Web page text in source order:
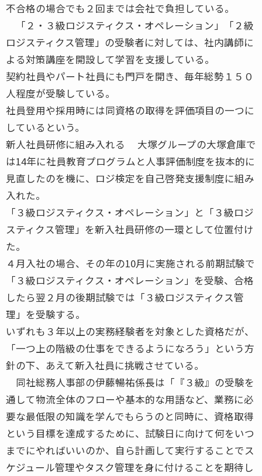
不合格の場合でも２回までは会社で負担している。
「２・３級ロジスティクス・オペレーション」「２級
ロジスティクス管理」の受験者に対しては、社内講師に
よる対策講座を開設して学習を支援している。
契約社員やパート社員にも門戸を開き、毎年総勢１５０
人程度が受験している。
社員登用や採用時には同資格の取得を評価項目の一つに
しているという。
新人社員研修に組み入れる 大塚グループの大塚倉庫で
は14年に社員教育プログラムと人事評価制度を抜本的に
見直したのを機に、ロジ検定を自己啓発支援制度に組み
入れた。
「３級ロジスティクス・オペレーション」と「３級ロジ
スティクス管理」を新入社員研修の一環として位置付け
た。
４月入社の場合、その年の10月に実施される前期試験で
「３級ロジスティクス・オペレーション」を受験、合格
したら翌２月の後期試験では「３級ロジスティクス管
理」を受験する。
いずれも３年以上の実務経験者を対象とした資格だが、
「一つ上の階級の仕事をできるようになろう」という方
針の下、あえて新入社員に挑戦させている。
同社総務人事部の伊藤暢祐係長は「『３級』の受験を
通して物流全体のフローや基本的な用語など、業務に必
要な最低限の知識を学んでもらうのと同時に、資格取得
という目標を達成するために、試験日に向けて何をいつ
までにやればいいのか、自ら計画して実行することでス
ケジュール管理やタスク管理を身に付けることを期待し